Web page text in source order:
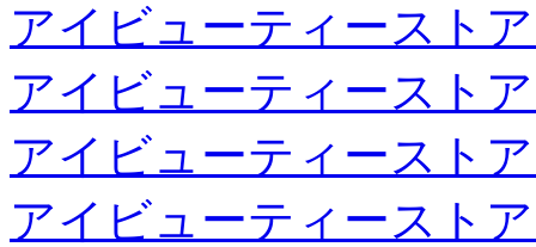
アイビューティースト
アイビューティースト
アイビューティースト
アイビューティースト